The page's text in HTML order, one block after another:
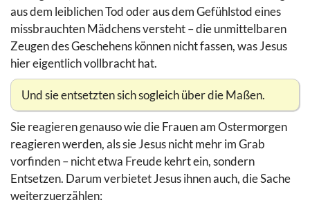
aus dem leiblichen Tod oder aus dem Gefühlstod eines
missbrauchten Mädchens versteht – die unmittelbaren
Zeugen des Geschehens können nicht fassen, was Jesus
hier eigentlich vollbracht hat.
Und sie entsetzten sich sogleich über die Maßen.
Sie reagieren genauso wie die Frauen am Ostermorgen
reagieren werden, als sie Jesus nicht mehr im Grab
vorfinden – nicht etwa Freude kehrt ein, sondern
Entsetzen. Darum verbietet Jesus ihnen auch, die Sache
weiterzuerzählen: